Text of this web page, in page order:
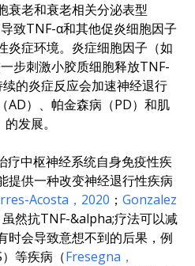
衰老和衰老相关分泌表型
导致TNF-α和其他促炎细胞因子
炎症环境。炎症细胞因子（如
步刺激小胶质细胞释放TNF-
的炎症反应会加速神经退行
AD）、帕金森病（PD）和肌
发展。
疗中枢神经系统自身免疫性疾
提供一种改变神经退行性疾病
Acosta，2020 ； Gonzalez
然抗TNF-&alpha;疗法可以减
时会导致意想不到的后果，例
等疾病（Fresegna，